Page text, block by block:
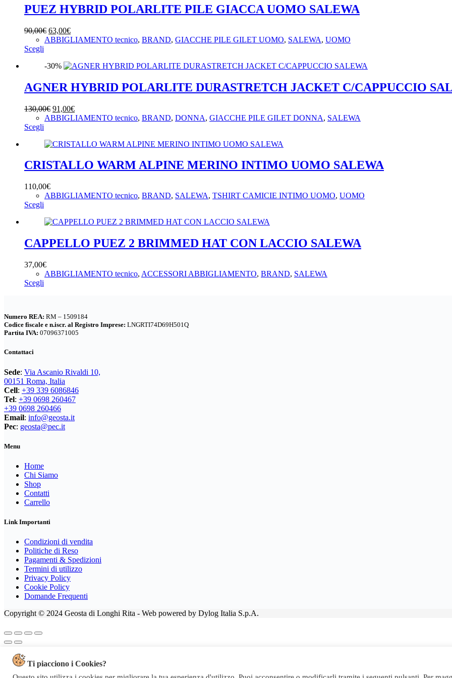
PUEZ HYBRID POLARLITE PILE GIACCA UOMO SALEWA
90,00€ Il
prezzo
90,00€.
63,00€Il
prezzo
63,00€.
ABBIGLIAMENTO tecnico, BRAND, GIACCHE PILE GILET UOMO, SALEWA, UOMO
Scegli
ha
varianti.
Le
possono
essere
scelte
nella
pagina
prodotto
-30%
AGNER HYBRID POLARLITE DURASTRETCH JACKET C/CAPPUCCIO
130,00€ Il
prezzo
130,00€.
91,00€Il
prezzo
91,00€.
ABBIGLIAMENTO tecnico, BRAND, DONNA, GIACCHE PILE GILET DONNA, SALEWA
Scegli
ha
varianti.
Le
possono
essere
scelte
nella
pagina
prodotto
CRISTALLO WARM ALPINE MERINO INTIMO UOMO SALEWA
110,00€
ABBIGLIAMENTO tecnico, BRAND, SALEWA, TSHIRT CAMICIE INTIMO UOMO, UOMO
Scegli
ha
varianti.
Le
possono
essere
scelte
del
prodotto
CAPPELLO PUEZ 2 BRIMMED HAT CON LACCIO SALEWA
37,00€
ABBIGLIAMENTO tecnico, ACCESSORI ABBIGLIAMENTO, BRAND, SALEWA
Scegli
varianti.
Le
opzioni
nella
pagina
del
prodotto
Numero REA: RM – 1509184
Codice fiscale e n.iscr. al Registro Imprese: LNGRTI74D69H501Q
Partita IVA: 07096371005
Contattaci
Sede: Via Ascanio Rivaldi 10,
00151 Roma, Italia
Cell: +39 339 6086846
Tel: +39 0698 260467
+39 0698 260466
Email: info@geosta.it
Pec: geosta@pec.it
Menu
Home
Chi Siamo
Shop
Contatti
Carrello
Link Importanti
Condizioni di vendita
Politiche di Reso
Pagamenti & Spedizioni
Termini di utilizzo
Privacy Policy
Cookie Policy
Domande Frequenti
Copyright © 2024 Geosta di Longhi Rita - Web powered by Dylog Italia S.p.A.
Ti piacciono i Cookies?